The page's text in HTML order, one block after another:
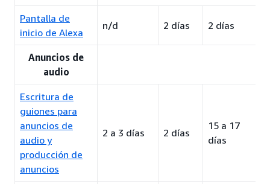
Pantalla de
inicio de Alexa
n/d 2 días 2 días
Anuncios de
audio
Escritura de
guiones para
anuncios de
audio y
producción de
anuncios
2 a 3 días 2 días
15 a 17
días